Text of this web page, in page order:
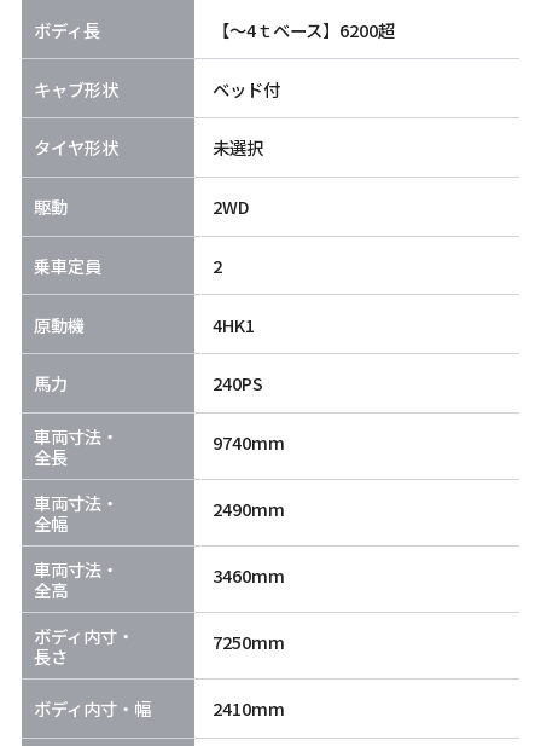
ボディ長 【～4ｔベース】6200超
キャブ形状 ベッド付
タイヤ形状 未選択
駆動 2WD
乗車定員 2
原動機 4HK1
馬力 240PS
車両寸法・
全長
9740mm
車両寸法・
全幅
2490mm
車両寸法・
全高
3460mm
ボディ内寸・
長さ
7250mm
ボディ内寸・幅 2410mm